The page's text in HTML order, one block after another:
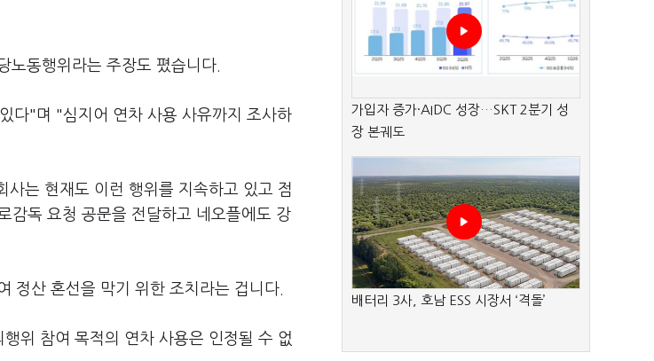
노동행위라는 주장도 폈습니다.
다"며 "심지어 연차 사용 사유까지 조사하
는 현재도 이런 행위를 지속하고 있고 점
감독 요청 공문을 전달하고 네오플에도 강
정산 혼선을 막기 위한 조치라는 겁니다.
위 참여 목적의 연차 사용은 인정될 수 없
가입자 증가·AIDC 성장…SKT 2분기 성
장 본궤도
배터리 3사, 호남 ESS 시장서 ‘격돌’